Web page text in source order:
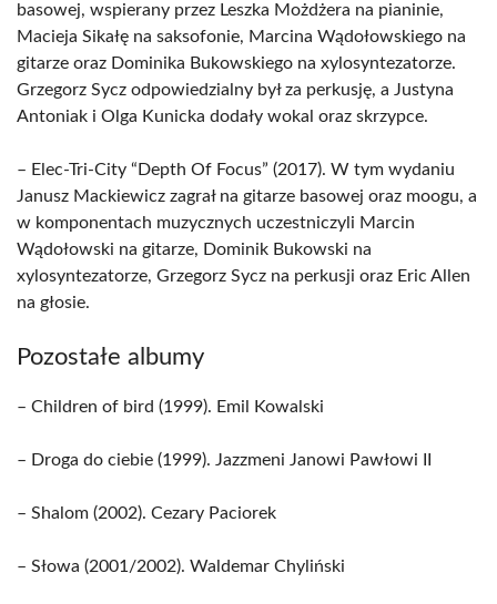
basowej, wspierany przez Leszka Możdżera na pianinie,
Macieja Sikałę na saksofonie, Marcina Wądołowskiego na
gitarze oraz Dominika Bukowskiego na xylosyntezatorze.
Grzegorz Sycz odpowiedzialny był za perkusję, a Justyna
Antoniak i Olga Kunicka dodały wokal oraz skrzypce.
– Elec-Tri-City “Depth Of Focus” (2017). W tym wydaniu
Janusz Mackiewicz zagrał na gitarze basowej oraz moogu, a
w komponentach muzycznych uczestniczyli Marcin
Wądołowski na gitarze, Dominik Bukowski na
xylosyntezatorze, Grzegorz Sycz na perkusji oraz Eric Allen
na głosie.
Pozostałe albumy
– Children of bird (1999). Emil Kowalski
– Droga do ciebie (1999). Jazzmeni Janowi Pawłowi II
– Shalom (2002). Cezary Paciorek
– Słowa (2001/2002). Waldemar Chyliński